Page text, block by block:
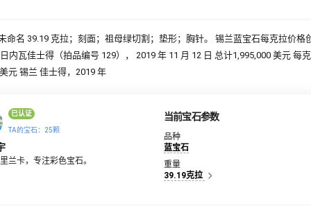
命名 39.19 克拉；刻面；祖母绿切割；垫形；胸针。 锡兰蓝宝石每克拉价格
内瓦佳士得（拍品编号 129）， 2019 年 11 月 12 日 总计1,995,000 美元 每
元 锡兰 佳士得，2019 年
已认证
TA的宝石：25颗
兰卡，专注彩色宝石。
当前宝石参数
品种
蓝宝石
重量
39.19克拉